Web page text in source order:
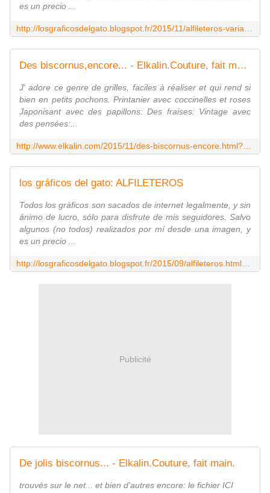
es un precio ...
Des biscornus,encore... - Elkalin.Couture, fait main.
J' adore ce genre de grilles, faciles à réaliser et qui rend si
bien en petits pochons. Printanier avec coccinelles et roses
Japonisant avec des papillons: Des fraises: Vintage avec
des pensées:...
los gráficos del gato: ALFILETEROS
Todos los gráficos son sacados de internet legalmente, y sin
ánimo de lucro, sólo para disfrute de mis seguidores. Salvo
algunos (no todos) realizados por mí desde una imagen, y
es un precio ...
Publicité
De jolis biscornus... - Elkalin.Couture, fait main.
trouvés sur le net... et bien d'autres encore: le fichier ICI